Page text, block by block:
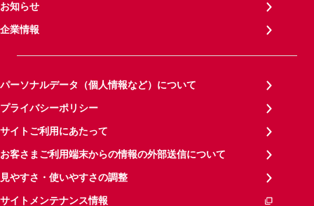
お知らせ
企業情報
パーソナルデータ（個人情報など）について
プライバシーポリシー
サイトご利用にあたって
お客さまご利用端末からの情報の外部送信について
見やすさ・使いやすさの調整
サイトメンテナンス情報